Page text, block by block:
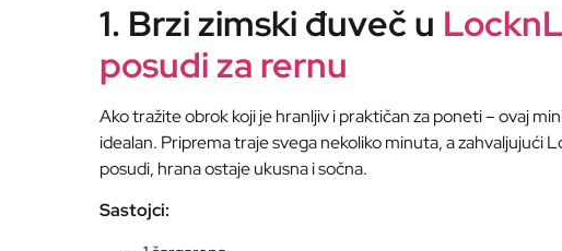
1. Brzi zimski đuveč u
posudi za rernu
Ako tražite obrok koji je hranljiv i praktičan za poneti – ovaj
idealan. Priprema traje svega nekoliko minuta, a zahvaljujući
posudi, hrana ostaje ukusna i sočna.
Sastojci: